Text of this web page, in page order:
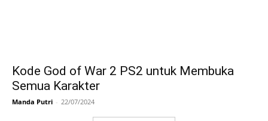
Kode God of War 2 PS2 untuk Membuka
Semua Karakter
Manda Putri - 22/07/2024